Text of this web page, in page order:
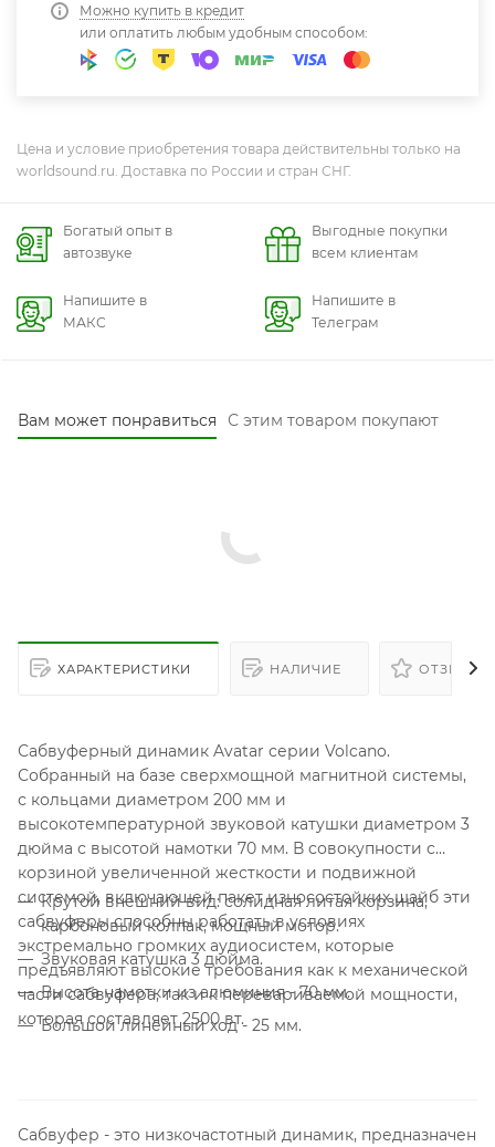
Можно купить в кредит
или оплатить любым удобным способом:
Цена и условие приобретения товара действительны только на
worldsound.ru. Доставка по России и стран СНГ.
Богатый опыт в
автозвуке
Выгодные покупки
всем клиентам
Напишите в
МАКС
Напишите в
Телеграм
Вам может понравиться С этим товаром покупают
ХАРАКТЕРИСТИКИ НАЛИЧИЕ ОТЗЫВЫ
Сабвуферный динамик Avatar серии Volcano.
Собранный на базе сверхмощной магнитной системы,
с кольцами диаметром 200 мм и
высокотемпературной звуковой катушки диаметром 3
дюйма с высотой намотки 70 мм. В совокупности с
корзиной увеличенной жесткости и подвижной
системой, включающей пакет износостойких шайб эти
сабвуферы способны работать в условиях
экстремально громких аудиосистем, которые
предъявляют высокие требования как к механической
части сабвуфера, так и к перевариваемой мощности,
которая составляет 2500 вт.
Крутой внешний вид: солидная литая корзина,
карбоновый колпак, мощный мотор.
Звуковая катушка 3 дюйма.
Высота намотки из алюминия - 70 мм.
Большой линейный ход - 25 мм.
Сабвуфер - это низкочастотный динамик, предназначен